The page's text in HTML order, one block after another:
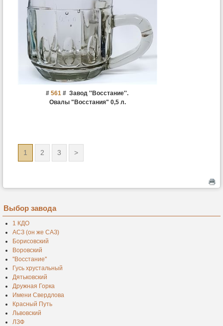
# 561# Завод ''Восстание''.
Овалы "Восстания" 0,5 л.
1 2 3 >
Выбор завода
1 КДО
АСЗ (он же САЗ)
Борисовский
Воровский
''Восстание''
Гусь хрустальный
Дятьковский
Дружная Горка
Имени Свердлова
Красный Путь
Львовский
ЛЗФ